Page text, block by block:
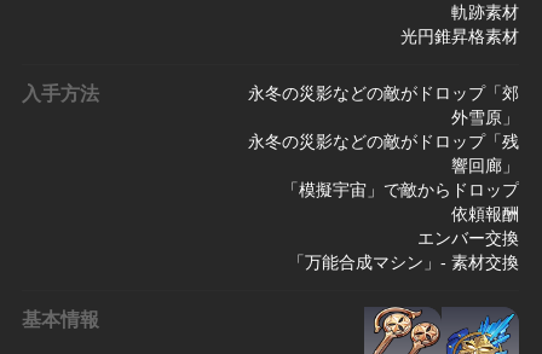
軌跡素材
光円錐昇格素材
入手方法
永冬の災影などの敵がドロップ「郊
外雪原」
永冬の災影などの敵がドロップ「残
響回廊」
「模擬宇宙」で敵からドロップ
依頼報酬
エンバー交換
「万能合成マシン」- 素材交換
基本情報